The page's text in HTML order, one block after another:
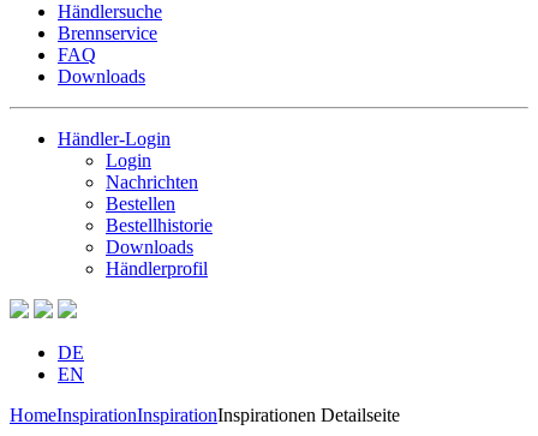
Händlersuche
Brennservice
FAQ
Downloads
Händler-Login
Login
Nachrichten
Bestellen
Bestellhistorie
Downloads
Händlerprofil
DE
EN
HomeInspirationInspirationInspirationen Detailseite